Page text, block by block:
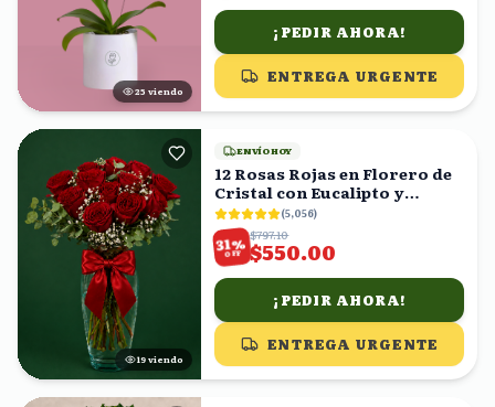
24 viendo
¡PEDIR AHORA!
ENTREGA URGENTE
19 viendo
ENVÍO HOY
12 Rosas Rojas en Florero de
Cristal con Eucalipto y
Gypsophila
(5,056)
31%
OFF
$797.10
$550.00
¡PEDIR AHORA!
ENTREGA URGENTE